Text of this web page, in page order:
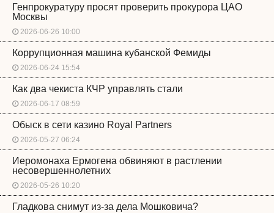
Генпрокуратуру просят проверить прокурора ЦАО
Москвы
2026-06-26 10:00
Коррупционная машина кубанской Фемиды
2026-06-24 15:54
Как два чекиста КЧР управлять стали
2026-06-17 08:59
Обыск в сети казино Royal Partners
2026-05-27 06:24
Иеромонаха Ермогена обвиняют в растлении
несовершеннолетних
2026-05-26 10:20
Гладкова снимут из-за дела Мошковича?